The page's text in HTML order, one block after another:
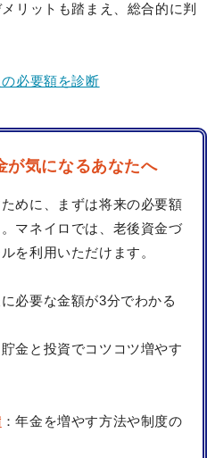
リットも踏まえ、総合的に判
必要額を診断
が気になるあなたへ
めに、まずは将来の必要額
マネイロでは、老後資金づ
を利用いただけます。
に必要な金額が3分でわかる
貯金と投資でコツコツ増やす
：年金を増やす方法や制度の